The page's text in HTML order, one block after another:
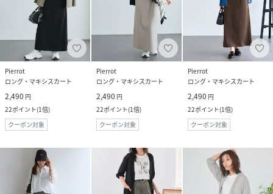
Pierrot
ロング・マキシスカート
2,490 円
22ポイント(1倍)
クーポン対象
Pierrot
ロング・マキシスカート
2,490 円
22ポイント(1倍)
クーポン対象
Pierrot
ロング・マキシスカート
2,490 円
22ポイント(1倍)
クーポン対象